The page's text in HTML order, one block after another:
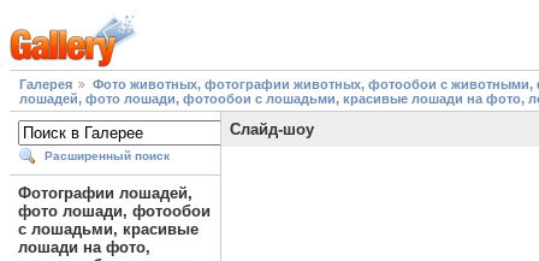
Галерея
Фото животных, фотографии животных, фотообои с
лошадей, фото лошади, фотообои с лошадьми, красивые лошади на фото,
Расширенный поиск
Фотографии лошадей,
фото лошади, фотообои
с лошадьми, красивые
лошади на фото,
Слайд-шоу